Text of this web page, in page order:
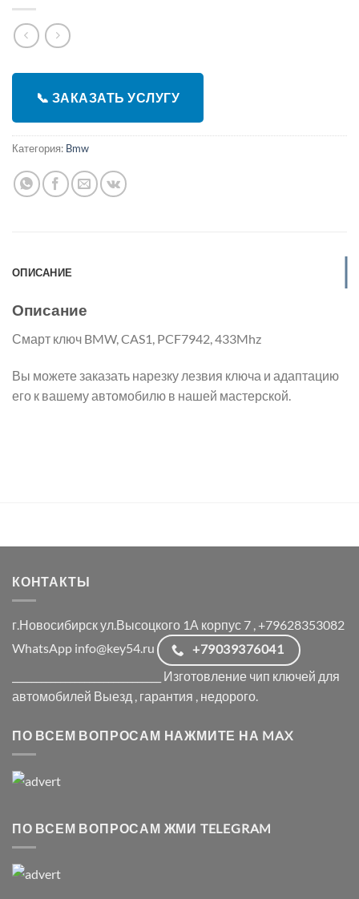
📞 ЗАКАЗАТЬ УСЛУГУ
Категория: Bmw
ОПИСАНИЕ
Описание
Смарт ключ BMW, CAS1, PCF7942, 433Mhz
Вы можете заказать нарезку лезвия ключа и адаптацию
его к вашему автомобилю в нашей мастерской.
КОНТАКТЫ
г.Новосибирск ул.Высоцкого 1А корпус 7 , +79628353082
WhatsApp info@key54.ru
+79039376041
_______________________________ Изготовление чип ключей для
автомобилей Выезд , гарантия , недорого.
ПО ВСЕМ ВОПРОСАМ НАЖМИТЕ НА MAX
ПО ВСЕМ ВОПРОСАМ ЖМИ TELEGRAM